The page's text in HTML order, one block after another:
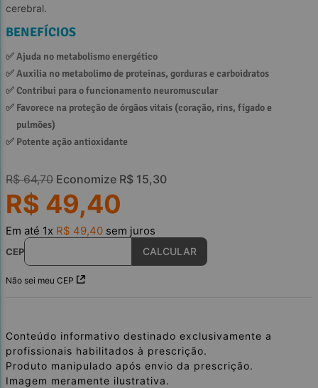
cerebral.
BENEFÍCIOS
✅ Ajuda no metabolismo energético
✅ Auxilia no metabolimo de proteinas, gorduras e carboidratos
✅ Contribui para o funcionamento neuromuscular
✅ Favorece na proteção de órgãos vitais (coração, rins, fígado e
pulmões)
✅ Potente ação antioxidante
R$ 64,70 Economize R$ 15,30
R$ 49,40
Em até 1x R$ 49,40 sem juros
CEP
Não sei meu CEP
Conteúdo informativo destinado exclusivamente a
profissionais habilitados à prescrição.
Produto manipulado após envio da prescrição.
Imagem meramente ilustrativa.